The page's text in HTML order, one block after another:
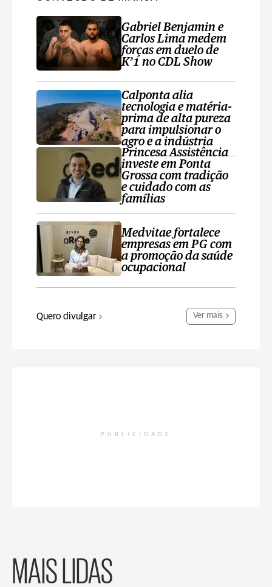
Gabriel Benjamin e
Carlos Lima medem
forças em duelo de
K’1 no CDL Show
Calponta alia
tecnologia e matéria-
prima de alta pureza
para impulsionar o
agro e a indústria
Princesa Assistência
investe em Ponta
Grossa com tradição
e cuidado com as
famílias
Medvitae fortalece
empresas em PG com
a promoção da saúde
ocupacional
Quero divulgar Ver mais
PUBLICIDADE
MAIS LIDAS